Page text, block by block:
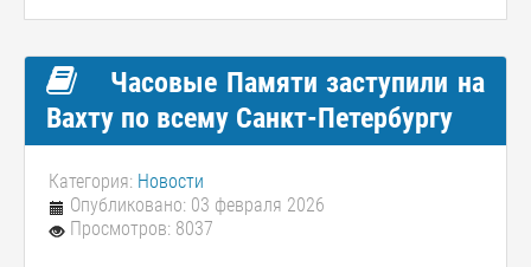
Часовые Памяти заступили на
Вахту по всему Санкт-Петербургу
Категория: Новости
Опубликовано: 03 февраля 2026
Просмотров: 8037